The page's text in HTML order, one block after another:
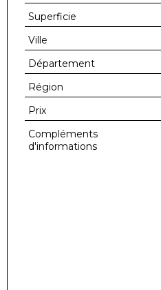
Superficie
Ville
Département
Région
Prix
Compléments
d'informations